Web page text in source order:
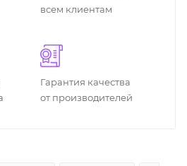
всем клиентам
Гарантия качества
от производителей